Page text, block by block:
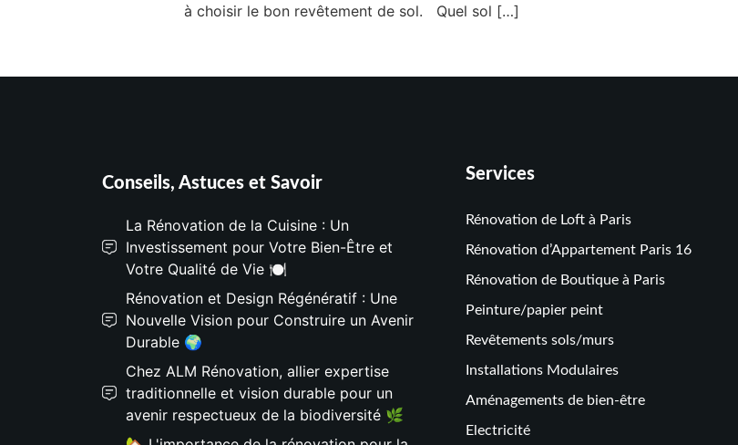
à choisir le bon revêtement de sol. Quel sol […]
Conseils, Astuces et Savoir
La Rénovation de la Cuisine : Un
Investissement pour Votre Bien-Être et
Votre Qualité de Vie 🍽️
Rénovation et Design Régénératif : Une
Nouvelle Vision pour Construire un Avenir
Durable 🌍
Chez ALM Rénovation, allier expertise
traditionnelle et vision durable pour un
avenir respectueux de la biodiversité 🌿
Services
Rénovation de Loft à Paris
Rénovation d’Appartement Paris 16
Rénovation de Boutique à Paris
Peinture/papier peint
Revêtements sols/murs
Installations Modulaires
Aménagements de bien-être
Electricité